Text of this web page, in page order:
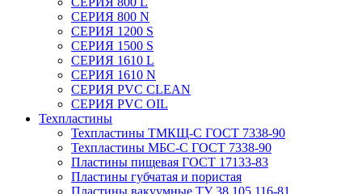
СЕРИЯ 800 N
СЕРИЯ 1200 S
СЕРИЯ 1500 S
СЕРИЯ 1610 L
СЕРИЯ 1610 N
СЕРИЯ PVC CLEAN
СЕРИЯ PVC OIL
Техпластины
Техпластины ТМКЩ-С ГОСТ 7338-90
Техпластины МБС-С ГОСТ 7338-90
Пластины пищевая ГОСТ 17133-83
Пластины губчатая и пористая